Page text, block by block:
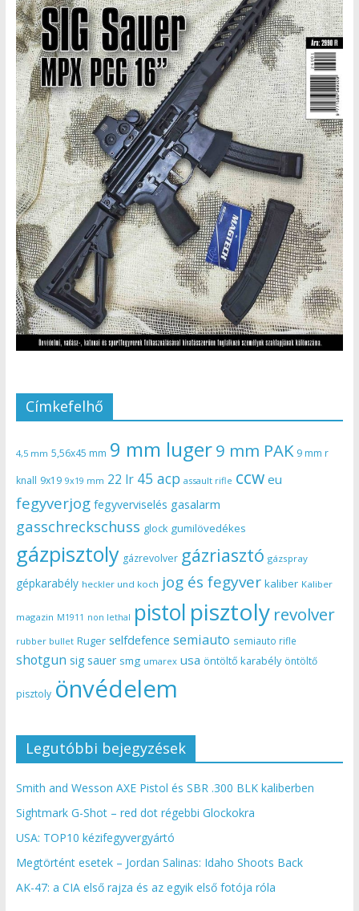
Címkefelhő
4,5 mm 5,56x45 mm 9 mm luger9 mm PAK 9 mm r
knall 9x19 9x19 mm 22 lr 45 acp assault rifle ccw eu
fegyverjog fegyverviselés gasalarm
gasschreckschuss glock gumilövedékes
gázpisztoly gázrevolver gázriasztó gázspray
gépkarabély heckler und koch jog és fegyver kaliber Kaliber
magazin M1911 non lethal pistol pisztoly revolver
rubber bullet Ruger selfdefence semiauto semiauto rifle
shotgun sig sauer smg umarex usa öntöltő karabély öntöltő
pisztoly önvédelem
Legutóbbi bejegyzések
Smith and Wesson AXE Pistol és SBR .300 BLK kaliberben
Sightmark G-Shot – red dot régebbi Glockokra
USA: TOP10 kézifegyvergyártó
Megtörtént esetek – Jordan Salinas: Idaho Shoots Back
AK-47: a CIA első rajza és az egyik első fotója róla